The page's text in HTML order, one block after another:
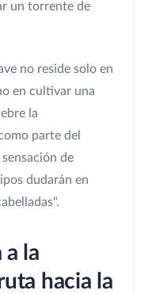
un torrente de
no reside solo en
en cultivar una
la
parte del
de
dudarán en
a la
hacia la